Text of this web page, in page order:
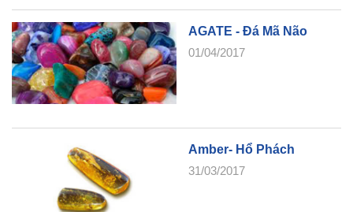
AGATE - Đá Mã Não
01/04/2017
Amber- Hổ Phách
31/03/2017